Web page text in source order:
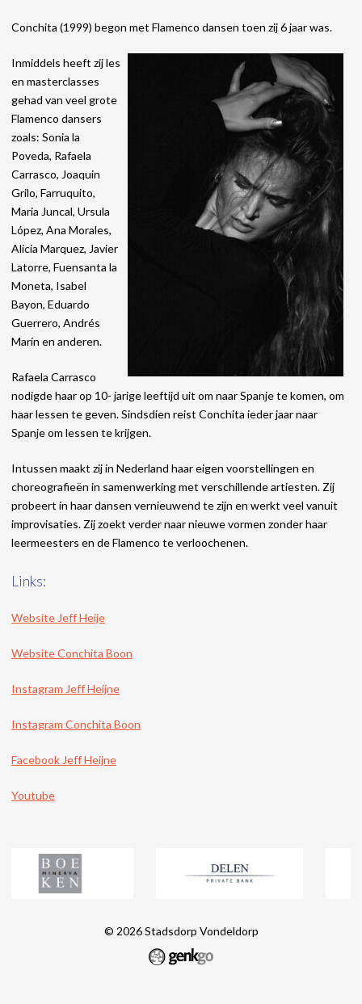
Conchita (1999) begon met Flamenco dansen toen zij 6 jaar was.
Inmiddels heeft zij les
en masterclasses
gehad van veel grote
Flamenco dansers
zoals: Sonia la
Poveda, Rafaela
Carrasco, Joaquin
Grilo, Farruquito,
Maria Juncal, Ursula
López, Ana Morales,
Alicia Marquez, Javier
Latorre, Fuensanta la
Moneta, Isabel
Bayon, Eduardo
Guerrero, Andrés
Marín en anderen.
Rafaela Carrasco
nodigde haar op 10- jarige leeftijd uit om naar Spanje te komen, om
haar lessen te geven. Sindsdien reist Conchita ieder jaar naar
Spanje om lessen te krijgen.
Intussen maakt zij in Nederland haar eigen voorstellingen en
choreografieën in samenwerking met verschillende artiesten. Zij
probeert in haar dansen vernieuwend te zijn en werkt veel vanuit
improvisaties. Zij zoekt verder naar nieuwe vormen zonder haar
leermeesters en de Flamenco te verloochenen.
Links:
Website Jeff Heije
Website Conchita Boon
Instagram Jeff Heijne
Instagram Conchita Boon
Facebook Jeff Heijne
Youtube
© 2026Stadsdorp Vondeldorp